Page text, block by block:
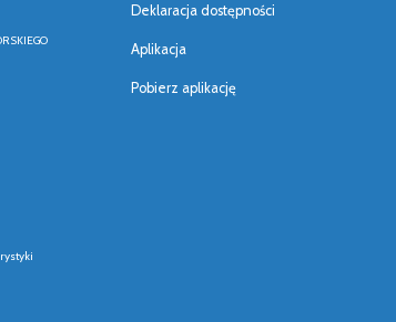
Deklaracja dostępności
Aplikacja
Pobierz aplikację